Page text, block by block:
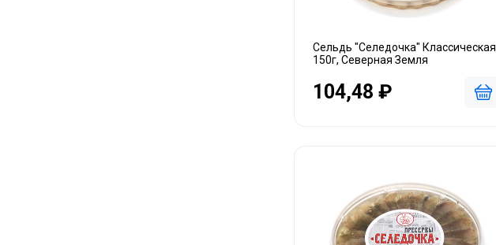
Сельдь "Селедочка" Классическая
150г, Северная Земля
104,48 ₽